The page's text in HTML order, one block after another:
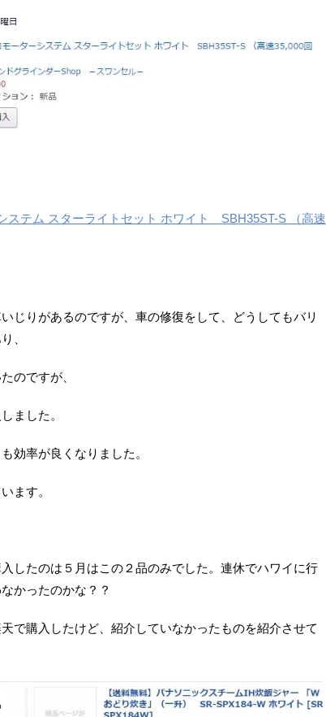
ステム スターライトセット ホワイト SBH35ST-S （高速
じりがあるのですが、車の修復をして、どうしてもバリ
、
のですが、
ました。
効率が良くなりました。
ます。
したのは５月はこの２品のみでした。連休でハワイに行
かったのかな？？
で購入したけど、紹介していなかったものを紹介させて